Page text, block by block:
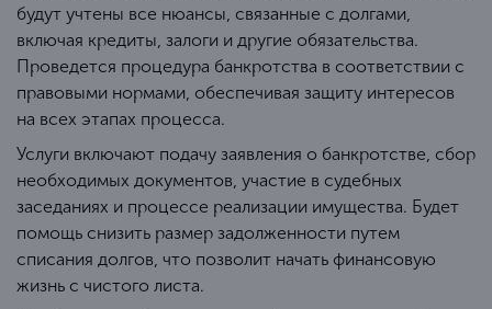
будут учтены все нюансы, связанные с долгами,
включая кредиты, залоги и другие обязательства.
Проведется процедура банкротства в соответствии с
правовыми нормами, обеспечивая защиту интересов
на всех этапах процесса.
Услуги включают подачу заявления о банкротстве, сбор
необходимых документов, участие в судебных
заседаниях и процессе реализации имущества. Будет
помощь снизить размер задолженности путем
списания долгов, что позволит начать финансовую
жизнь с чистого листа.